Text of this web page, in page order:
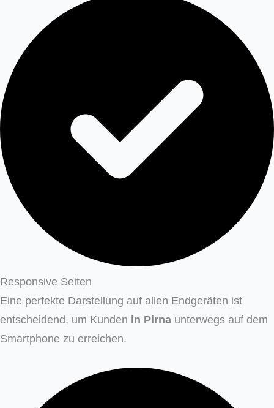
Responsive Seiten
Eine perfekte Darstellung auf allen Endgeräten ist
entscheidend, um Kunden in Pirna unterwegs auf dem
Smartphone zu erreichen.